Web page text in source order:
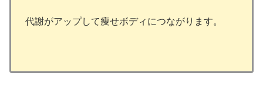
代謝がアップして痩せボディにつながります。